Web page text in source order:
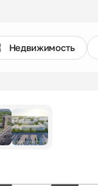
Недвижимость